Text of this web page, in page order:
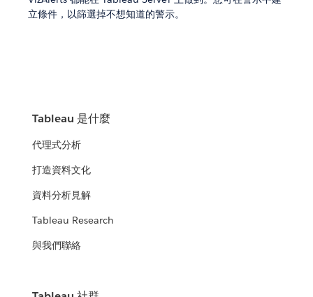
立條件，以篩選掉不想知道的警示。
Tableau 是什麼
代理式分析
打造資料文化
資料分析見解
Tableau Research
與我們聯絡